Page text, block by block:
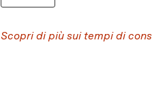
Scopri di più sui tempi di